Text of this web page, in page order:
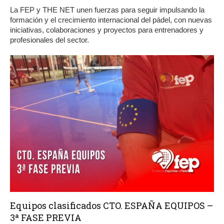
La FEP y THE NET unen fuerzas para seguir impulsando la
formación y el crecimiento internacional del pádel, con nuevas
iniciativas, colaboraciones y proyectos para entrenadores y
profesionales del sector.
Equipos clasificados CTO. ESPAÑA EQUIPOS –
3ª FASE PREVIA